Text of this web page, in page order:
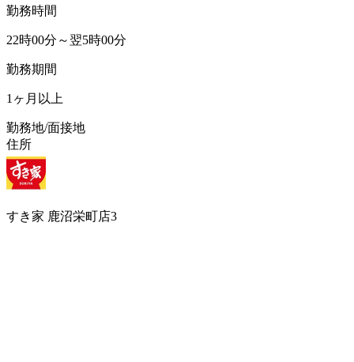
勤務時間
22時00分～翌5時00分
勤務期間
1ヶ月以上
勤務地/面接地
住所
すき家 鹿沼栄町店3